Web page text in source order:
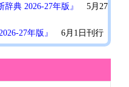
典 2026-27年版』
5月27
27年版』
6月1日刊行
27年版』6月1日刊行